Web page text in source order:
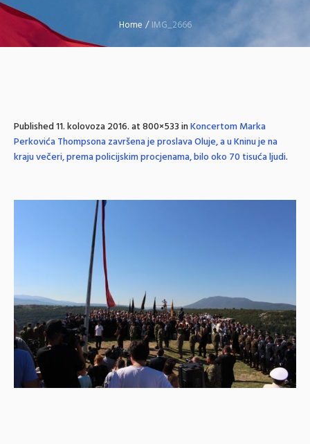
Home /IMG_2666
Published11. kolovoza 2016.at 800×533 inKoncertom Marka
Perkovića Thompsona završena je proslava Oluje, a u Kninu je na
kraju večeri, prema policijskim procjenama, bilo oko 70 tisuća ljudi.